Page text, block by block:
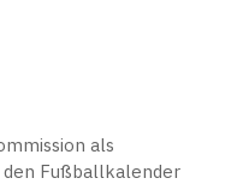
als
Fußballkalender